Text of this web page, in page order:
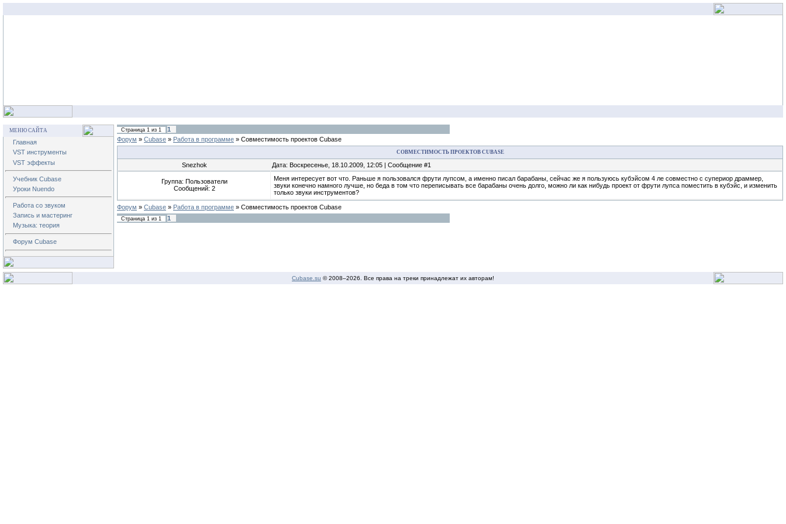
МЕНЮ САЙТА
Главная
VST инструменты
VST эффекты
Учебник Cubase
Уроки Nuendo
Работа со звуком
Запись и мастеринг
Музыка: теория
Форум Cubase
Страница 1 из 1
1
Форум » Cubase » Работа в программе » Совместимость проектов Cubase
СОВМЕСТИМОСТЬ ПРОЕКТОВ CUBASE
Snezhok Дата: Воскресенье, 18.10.2009, 12:05 | Сообщение #1
Группа: Пользователи
Сообщений: 2
Меня интересует вот что. Раньше я пользовался фрути лупсом, а именно писал барабаны, сейчас же я пользуюсь кубэйсом 4 ле совместно с супериор драммер,
звуки конечно намного лучше, но беда в том что переписывать все барабаны очень долго, можно ли как нибудь проект от фрути лупса поместить в кубэйс, и изменить
только звуки инструментов?
Форум » Cubase » Работа в программе » Совместимость проектов Cubase
Страница 1 из 1 1
Cubase.su © 2008–2026. Все права на треки принадлежат их авторам!